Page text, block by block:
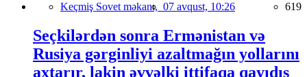
Keçmiş Sovet məkanı, 07 avqust, 10:26 619
Seçkilərdən sonra Ermənistan və
Rusiya gərginliyi azaltmağın yollarını
axtarır, lakin əvvəlki ittifaqa qayıdış